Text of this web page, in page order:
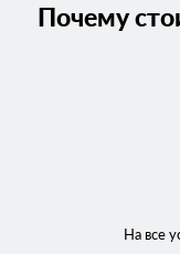
Почему
На все